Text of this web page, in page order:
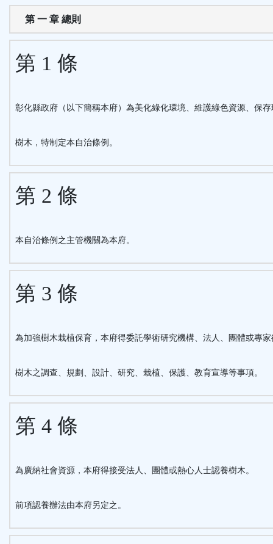
按
鈕
第 一 章 總則
第 1 條
彰化縣政府（以下簡稱本府）為美化綠化環境、維護綠色資源、保存
樹木，特制定本自治條例。
第 2 條
本自治條例之主管機關為本府。
第 3 條
為加強樹木栽植保育，本府得委託學術研究機構、法人、團體或專家
樹木之調查、規劃、設計、研究、栽植、保護、教育宣導等事項。
第 4 條
為廣納社會資源，本府得接受法人、團體或熱心人士認養樹木。
前項認養辦法由本府另定之。